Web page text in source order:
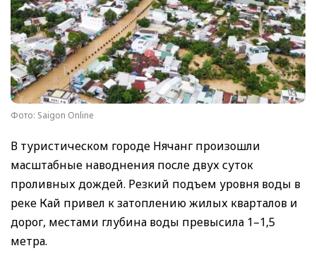
Фото: Saigon Online
В туристическом городе Нячанг произошли
масштабные наводнения после двух суток
проливных дождей. Резкий подъем уровня воды в
реке Кай привел к затоплению жилых кварталов и
дорог, местами глубина воды превысила 1–1,5
метра.